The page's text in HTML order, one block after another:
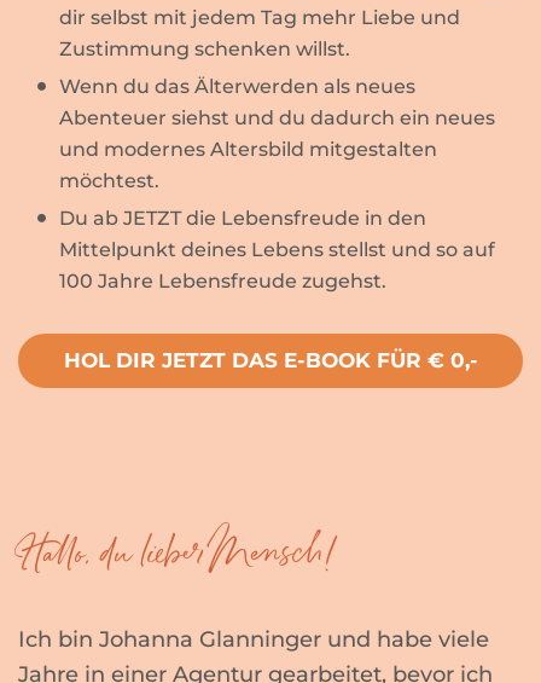
dir selbst mit jedem Tag mehr Liebe und
Zustimmung schenken willst.
Wenn du das Älterwerden als neues
Abenteuer siehst und du dadurch ein neues
und modernes Altersbild mitgestalten
möchtest.
Du ab JETZT die Lebensfreude in den
Mittelpunkt deines Lebens stellst und so auf
100 Jahre Lebensfreude zugehst.
HOL DIR JETZT DAS E-BOOK FÜR € 0,-
Hallo, du lieber Mensch!
Ich bin Johanna Glanninger und habe viele
Jahre in einer Agentur gearbeitet, bevor ich